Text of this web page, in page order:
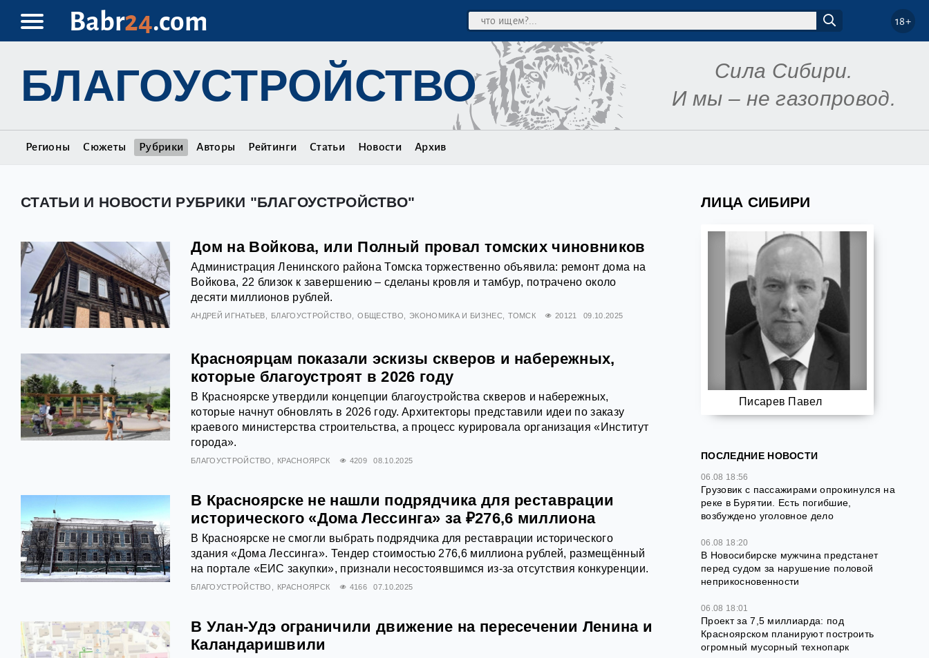
Babr24.com 18+
Сила Сибири.
И мы – не газопровод.
БЛАГОУСТРОЙСТВО
Регионы Сюжеты Рубрики Авторы Рейтинги Статьи Новости Архив
СТАТЬИ И НОВОСТИ РУБРИКИ "БЛАГОУСТРОЙСТВО"
Дом на Войкова, или Полный провал томских чиновников
Администрация Ленинского района Томска торжественно объявила: ремонт дома на
Войкова, 22 близок к завершению – сделаны кровля и тамбур, потрачено около
десяти миллионов рублей.
АНДРЕЙ ИГНАТЬЕВ БЛАГОУСТРОЙСТВО ОБЩЕСТВО ЭКОНОМИКА И БИЗНЕС ТОМСК 20121 09.10.2025
Красноярцам показали эскизы скверов и набережных,
которые благоустроят в 2026 году
В Красноярске утвердили концепции благоустройства скверов и набережных,
которые начнут обновлять в 2026 году. Архитекторы представили идеи по заказу
краевого министерства строительства, а процесс курировала организация «Институт
города».
БЛАГОУСТРОЙСТВО КРАСНОЯРСК 4209 08.10.2025
В Красноярске не нашли подрядчика для реставрации
исторического «Дома Лессинга» за ₽276,6 миллиона
В Красноярске не смогли выбрать подрядчика для реставрации исторического
здания «Дома Лессинга». Тендер стоимостью 276,6 миллиона рублей, размещённый
на портале «ЕИС закупки», признали несостоявшимся из-за отсутствия конкуренции.
БЛАГОУСТРОЙСТВО КРАСНОЯРСК 4166 07.10.2025
В Улан-Удэ ограничили движение на пересечении Ленина и
Каландаришвили
ЛИЦА СИБИРИ
Писарев Павел
ПОСЛЕДНИЕ НОВОСТИ
06.08 18:56
Грузовик с пассажирами опрокинулся на
реке в Бурятии. Есть погибшие,
возбуждено уголовное дело
06.08 18:20
В Новосибирске мужчина предстанет
перед судом за нарушение половой
неприкосновенности
06.08 18:01
Проект за 7,5 миллиарда: под
Красноярском планируют построить
огромный мусорный технопарк